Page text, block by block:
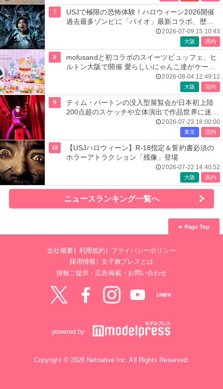
7
USJで極限の恐怖体験！ハロウィーン2026開催
過去最多ゾンビに「バイオ」最新コラボ、歴代
2026-07-09 15:10:43
大阪 国内
8
mofusandと初コラボのスイーツビュッフェ、ヒ
ルトン大阪で開催 愛らしいにゃんこ達がケーキ
2026-08-04 12:49:12
大阪 国内
9
ティム・バートンの没入型展覧会が日本初上陸
200点超のスケッチや立体演出で作品世界に迷い
2026-07-23 18:00:00
東京 国内
10
【USJハロウィーン】R-18指定＆誓約書必須の
ホラーアトラクション「残像」登場
2026-07-22 14:40:52
大阪 国内
ニュースランキング一覧へ
Page Top
会社概要 利用規約
プライバシーポリシー
採用情報
女子旅プレスとは
情報ご提供・広告掲載・お問い合わせ
powered by
Copyright © 2026 Netnative Inc. All Rights Reserved.